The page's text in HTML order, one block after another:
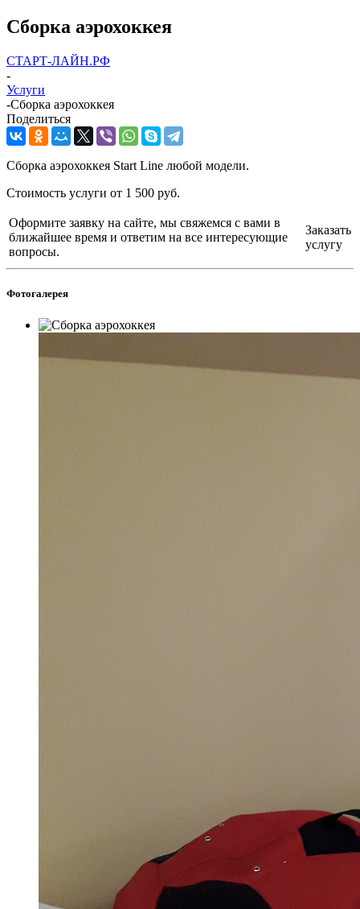
Сборка аэрохоккея
СТАРТ-ЛАЙН.РФ
-
Услуги
-Сборка аэрохоккея
Поделиться
Сборка аэрохоккея Start Line любой модели.
Стоимость услуги от 1 500 руб.
Оформите заявку на сайте, мы свяжемся с вами в
ближайшее время и ответим на все интересующие
вопросы.
Заказать
услугу
Фотогалерея